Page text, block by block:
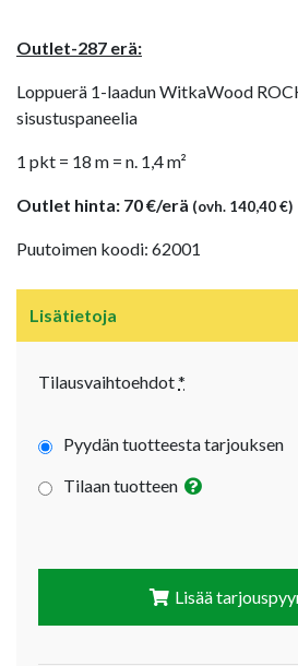
Outlet-287 erä:
Loppuerä 1-laadun WitkaWood
sisustuspaneelia
1 pkt = 18 m = n. 1,4 m²
Outlet hinta: 70 €/erä (ovh. 140,40 €)
Puutoimen koodi: 62001
Lisätietoja
Tilausvaihtoehdot*
Pyydän tuotteesta tarjouksen
Tilaan tuotteen
Lisää